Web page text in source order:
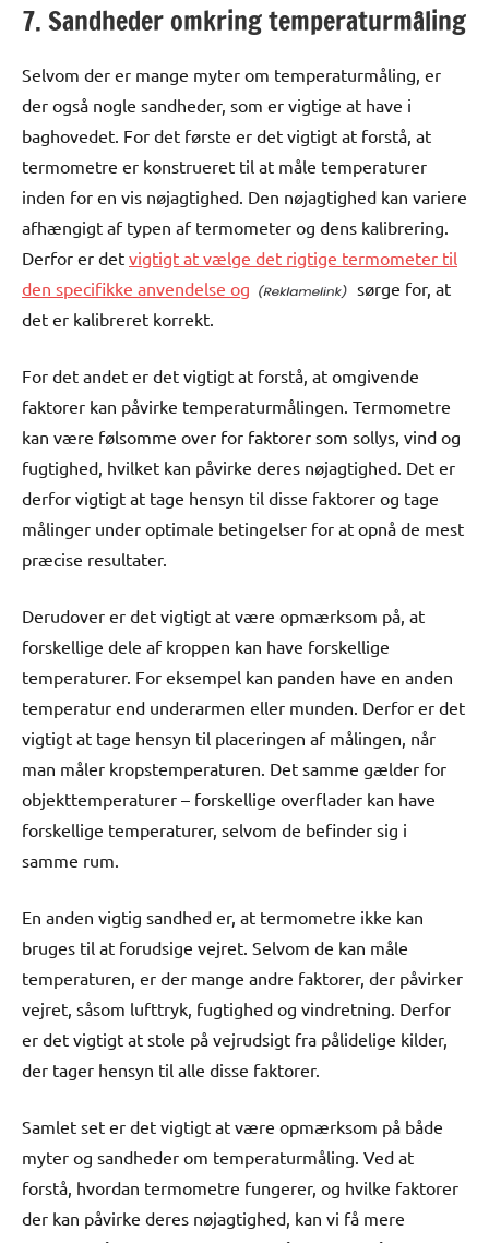
7. Sandheder omkring temperaturmåling
Selvom der er mange myter om temperaturmåling, er
der også nogle sandheder, som er vigtige at have i
baghovedet. For det første er det vigtigt at forstå, at
termometre er konstrueret til at måle temperaturer
inden for en vis nøjagtighed. Den nøjagtighed kan variere
afhængigt af typen af termometer og dens kalibrering.
Derfor er det vigtigt at vælge det rigtige termometer til
den specifikke anvendelse og
sørge for, at
det er kalibreret korrekt.
For det andet er det vigtigt at forstå, at omgivende
faktorer kan påvirke temperaturmålingen. Termometre
kan være følsomme over for faktorer som sollys, vind og
fugtighed, hvilket kan påvirke deres nøjagtighed. Det er
derfor vigtigt at tage hensyn til disse faktorer og tage
målinger under optimale betingelser for at opnå de mest
præcise resultater.
Derudover er det vigtigt at være opmærksom på, at
forskellige dele af kroppen kan have forskellige
temperaturer. For eksempel kan panden have en anden
temperatur end underarmen eller munden. Derfor er det
vigtigt at tage hensyn til placeringen af målingen, når
man måler kropstemperaturen. Det samme gælder for
objekttemperaturer – forskellige overflader kan have
forskellige temperaturer, selvom de befinder sig i
samme rum.
En anden vigtig sandhed er, at termometre ikke kan
bruges til at forudsige vejret. Selvom de kan måle
temperaturen, er der mange andre faktorer, der påvirker
vejret, såsom lufttryk, fugtighed og vindretning. Derfor
er det vigtigt at stole på vejrudsigt fra pålidelige kilder,
der tager hensyn til alle disse faktorer.
Samlet set er det vigtigt at være opmærksom på både
myter og sandheder om temperaturmåling. Ved at
forstå, hvordan termometre fungerer, og hvilke faktorer
der kan påvirke deres nøjagtighed, kan vi få mere